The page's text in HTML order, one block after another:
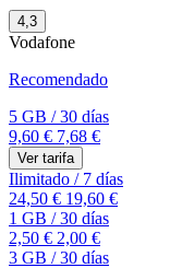
4,3
Vodafone
Recomendado
5 GB /30 días
9,60 € 7,68 €
Ver tarifa
Ilimitado /7 días
24,50 € 19,60 €
1 GB /30 días
2,50 € 2,00 €
3 GB /30 días